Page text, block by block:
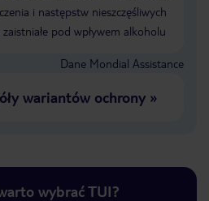
i następstw nieszczęśliwych
pod wpływem alkoholu
Dane Mondial Assistance
wariantów ochrony»
wybrać TUI?